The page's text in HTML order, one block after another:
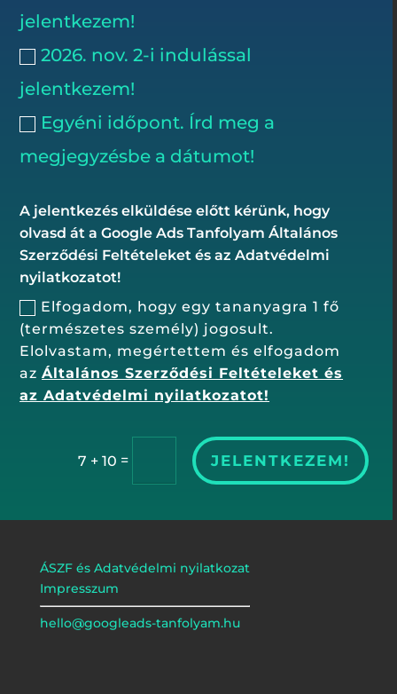
jelentkezem!
2026. nov. 2-i indulással
jelentkezem!
Egyéni időpont. Írd meg a
megjegyzésbe a dátumot!
A jelentkezés elküldése előtt kérünk, hogy
olvasd át a Google Ads Tanfolyam Általános
Szerződési Feltételeket és az Adatvédelmi
nyilatkozatot!
Elfogadom, hogy egy tananyagra 1 fő
(természetes személy) jogosult.
Elolvastam, megértettem és elfogadom
azÁltalános Szerződési Feltételeket és
az Adatvédelmi nyilatkozatot!
7 + 10 = JELENTKEZEM!
ÁSZF és Adatvédelmi nyilatkozat
Impresszum
hello@googleads-tanfolyam.hu